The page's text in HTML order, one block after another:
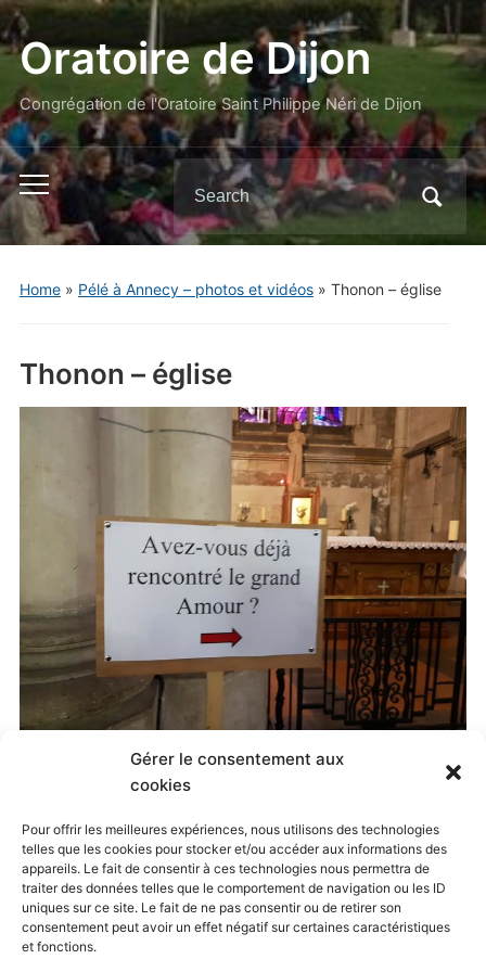
Gérer le consentement aux
cookies
Pour offrir les meilleures expériences, nous utilisons des technologies
telles que les cookies pour stocker et/ou accéder aux informations des
appareils. Le fait de consentir à ces technologies nous permettra de
traiter des données telles que le comportement de navigation ou les ID
uniques sur ce site. Le fait de ne pas consentir ou de retirer son
consentement peut avoir un effet négatif sur certaines caractéristiques
et fonctions.
Oratoire de Dijon
Congrégation de l'Oratoire Saint Philippe Néri de Dijon
Toggle
mobile
menu
Search
for:
Home» Pélé à Annecy – photos et vidéos» Thonon – église
Thonon – église
9 mai 2019
Pélé à Annecy – photos et vidéos. Both comments
and trackbacks are currently closed.
← Previous